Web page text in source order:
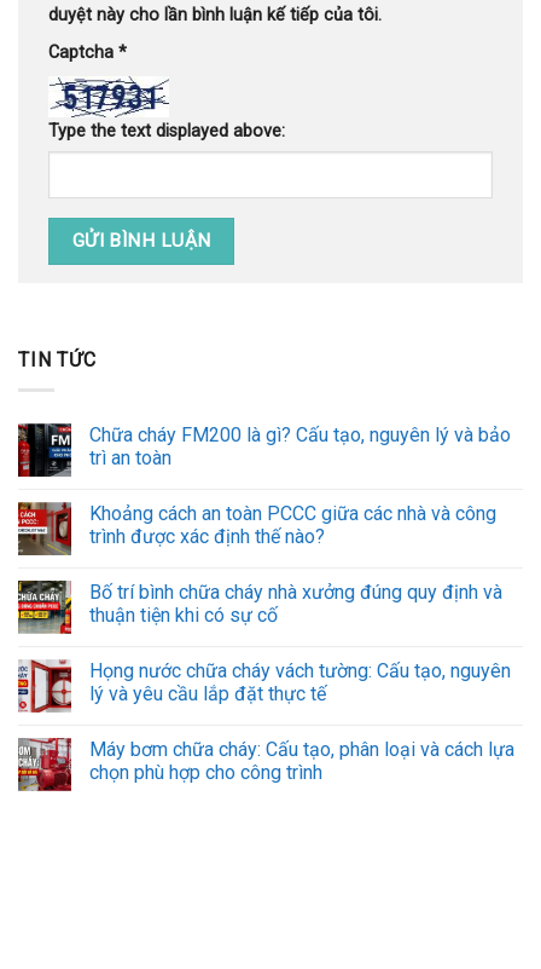
duyệt này cho lần bình luận kế tiếp của tôi.
Captcha *
Type the text displayed above:
TIN TỨC
Chữa cháy FM200 là gì? Cấu tạo, nguyên lý và bảo
trì an toàn
Khoảng cách an toàn PCCC giữa các nhà và công
trình được xác định thế nào?
Bố trí bình chữa cháy nhà xưởng đúng quy định và
thuận tiện khi có sự cố
Họng nước chữa cháy vách tường: Cấu tạo, nguyên
lý và yêu cầu lắp đặt thực tế
Máy bơm chữa cháy: Cấu tạo, phân loại và cách lựa
chọn phù hợp cho công trình